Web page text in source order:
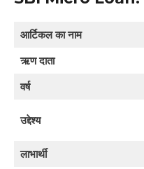
आर्टिकल का नाम
ऋण दाता
वर्ष
उद्देश्य
लाभार्थी